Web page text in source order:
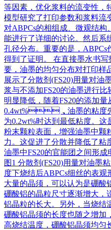
等因素，优化浆料的流变性，
模型研究了打印参数和浆料流变
对ABPCs的相组成、微观结构
能进行了详细的讨论。然后
孔径分布。重要的是，
得到了证明。 在直接墨水书写
要，油墨的均匀分布对打印样
展示了分散剂(FS20)用量对油墨
浆与不添加FS20的油墨进行比
明显降低，随着FS20的添加
0.4wt%，油墨的粘度先
为0.2wt%时达到最低粘度。
粉末颗粒表面，增强油墨中
力。这促进了分散并降低了粘度
油墨中FS20的官能团之间形成电
图1 分散剂(FS20)用量对油墨
度下烧结后ABPCs细丝的表观形
大量的晶须，可以认为是硼酸铝
硼酸铝的晶粒尺寸逐渐增大
铝晶粒的长大。另外，当
硼酸铝晶须的长度也随之增加
高烧结温度，硼酸铝晶须均匀长